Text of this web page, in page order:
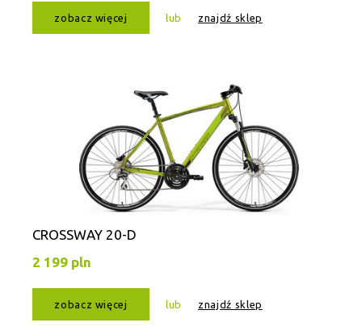
zobacz więcej lub znajdź sklep
CROSSWAY 20-D
2 199 pln
zobacz więcej lub znajdź sklep